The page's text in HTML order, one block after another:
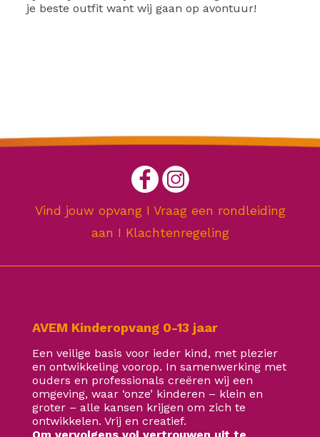
je beste outfit want wij gaan op avontuur!
Vind jouw opvangI Vraag een rondleiding
aan I Klachtenregeling
AVEM Kinderopvang 0-13 jaar
Een veilige basis voor ieder kind, met plezier
en ontwikkeling voorop. In samenwerking met
ouders en professionals creëren wij een
omgeving, waar ‘onze’ kinderen – klein en
groter – alle kansen krijgen om zich te
ontwikkelen. Vrij en creatief.